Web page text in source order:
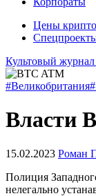
Цены
Культовый
#Великобритания
Власти
15.02.2023 Роман
Полиция
нелегально